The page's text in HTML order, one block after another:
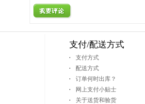
支付/配送方式
支付方式
配送方式
订单何时出库？
网上支付小贴士
关于送货和验货